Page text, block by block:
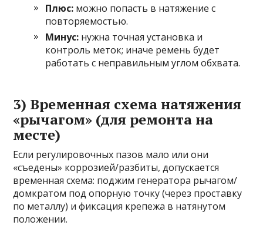
Плюс: можно попасть в натяжение с
повторяемостью.
Минус: нужна точная установка и
контроль меток; иначе ремень будет
работать с неправильным углом обхвата.
3) Временная схема натяжения
«рычагом» (для ремонта на
месте)
Если регулировочных пазов мало или они
«съедены» коррозией/разбиты, допускается
временная схема: поджим генератора рычагом/
домкратом под опорную точку (через проставку
по металлу) и фиксация крепежа в натянутом
положении.